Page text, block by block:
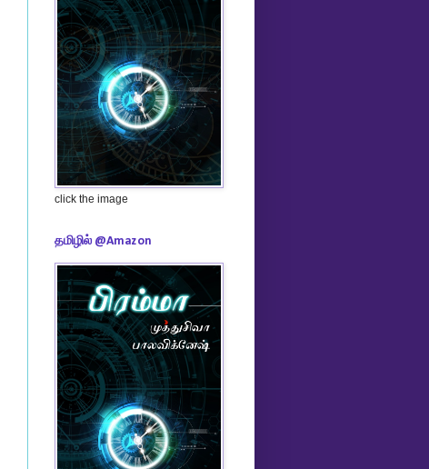
click the image
தமிழில் @Amazon